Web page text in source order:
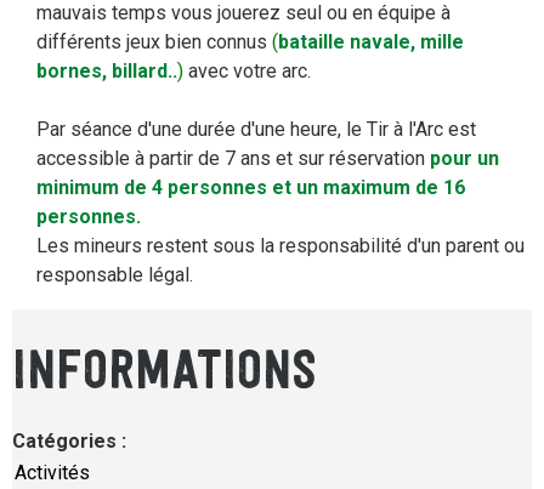
mauvais temps vous jouerez seul ou en équipe à
différents jeux bien connus (bataille navale, mille
bornes, billard..) avec votre arc.
Par séance d'une durée d'une heure, le Tir à l'Arc est
accessible à partir de 7 ans et sur réservation pour un
minimum de 4 personnes et un maximum de 16
personnes.
Les mineurs restent sous la responsabilité d'un parent ou
responsable légal.
INFORMATIONS
Catégories :
Activités